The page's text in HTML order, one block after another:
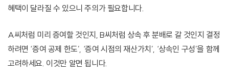
혜택이 달라질 수 있으니 주의가 필요합니다.
A씨처럼 미리 증여할 것인지, B씨처럼 상속 후 분배로 갈 것인지 결정
하려면 ‘증여 공제 한도’, ‘증여 시점의 재산가치’, ‘상속인 구성’을 함께
고려하세요. 이것만 알면 됩니다.